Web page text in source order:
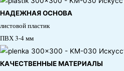
НАДЕЖНАЯ ОСНОВА
листовой пластик
ПВХ 3-4 мм
КАЧЕСТВЕННЫЕ МАТЕРИАЛЫ